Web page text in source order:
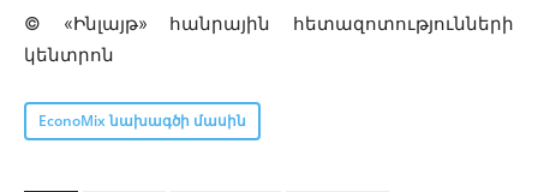
© «Ինլայթ» հանրային հետազոտությունների
կենտրոն
EconoMix նախագծի մասին